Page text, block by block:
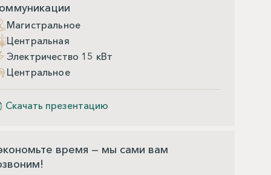
Магистральное
Центральная
Электричество 15 кВт
Центральное
Скачать презентацию
время — мы сами вам